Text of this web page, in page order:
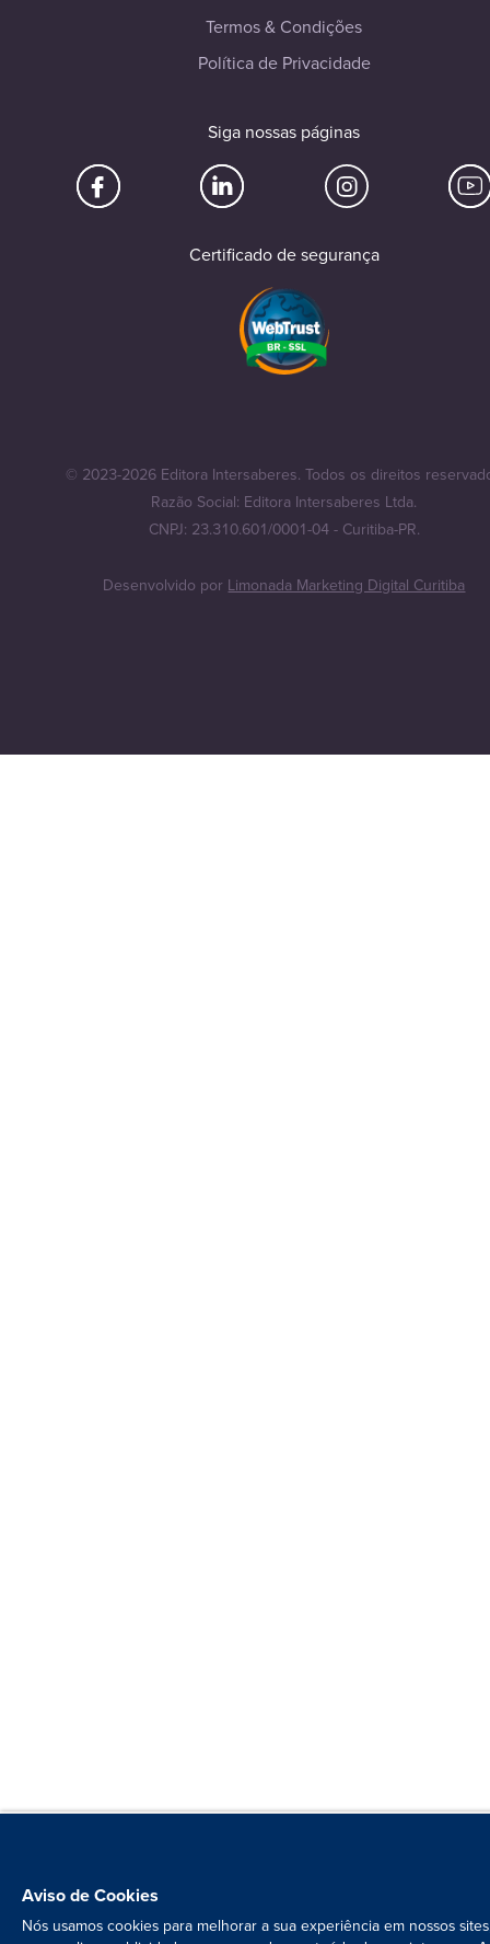
Termos & Condições
Política de Privacidade
Siga nossas páginas
Certificado de segurança
© 2023-2026 Editora Intersaberes. Todos os direitos
Razão Social: Editora Intersaberes Ltda.
CNPJ: 23.310.601/0001-04 - Curitiba-PR.
Desenvolvido por Limonada Marketing Digital Curitiba
Aviso de Cookies
Nós usamos cookies para melhorar a sua experiência em nossos